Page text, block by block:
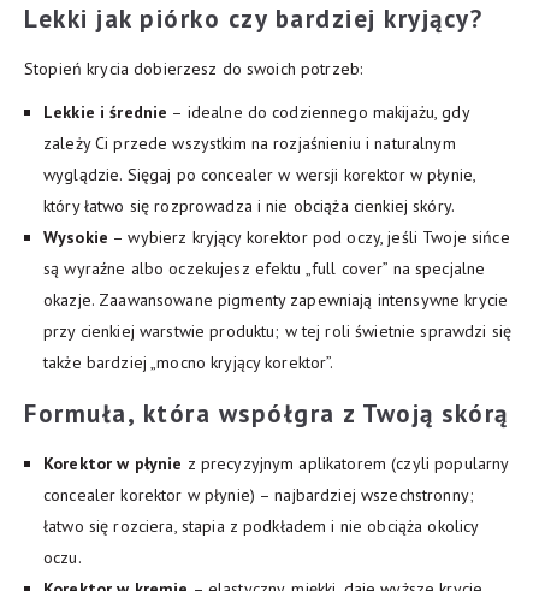
Lekki jak piórko czy bardziej kryjący?
Stopień krycia dobierzesz do swoich potrzeb:
Lekkie i średnie – idealne do codziennego makijażu, gdy
zależy Ci przede wszystkim na rozjaśnieniu i naturalnym
wyglądzie. Sięgaj po concealer w wersji korektor w płynie,
który łatwo się rozprowadza i nie obciąża cienkiej skóry.
Wysokie – wybierz kryjący korektor pod oczy, jeśli Twoje sińce
są wyraźne albo oczekujesz efektu „full cover” na specjalne
okazje. Zaawansowane pigmenty zapewniają intensywne krycie
przy cienkiej warstwie produktu; w tej roli świetnie sprawdzi się
także bardziej „mocno kryjący korektor”.
Formuła, która współgra z Twoją skórą
Korektor w płynie z precyzyjnym aplikatorem (czyli popularny
concealer korektor w płynie) – najbardziej wszechstronny;
łatwo się rozciera, stapia z podkładem i nie obciąża okolicy
oczu.